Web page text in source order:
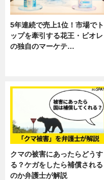
5年連続で売上1位！市場でト
ップを牽引する花王・ビオレ
の独自のマーケテ…
クマの被害にあったらどうす
る？ケガをしたら補償される
のか弁護士が解説